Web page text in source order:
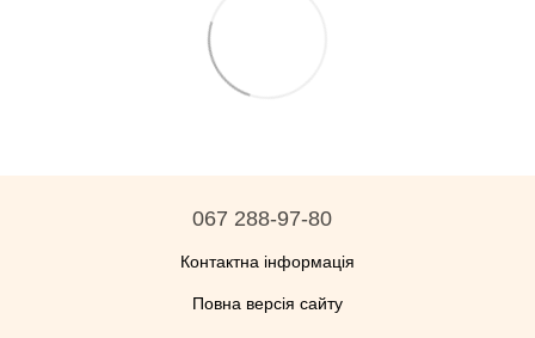
067 288-97-80
Контактна інформація
Повна версія сайту